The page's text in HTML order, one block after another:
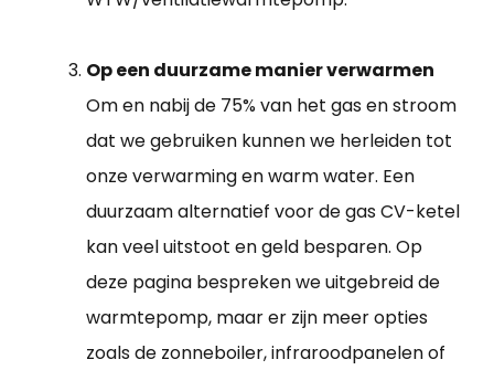
Op een duurzame manier verwarmen
Om en nabij de 75% van het gas en stroom
dat we gebruiken kunnen we herleiden tot
onze verwarming en warm water. Een
duurzaam alternatief voor de gas CV-ketel
kan veel uitstoot en geld besparen. Op
deze pagina bespreken we uitgebreid de
warmtepomp, maar er zijn meer opties
zoals de zonneboiler, infraroodpanelen of